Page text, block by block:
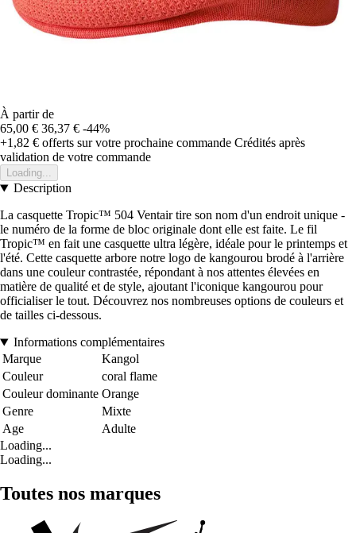
À partir de
65,00 € 36,37 € -44%
+1,82 € offerts sur votre prochaine commande Crédités après
validation de votre commande
Loading...
Description
La casquette Tropic™ 504 Ventair tire son nom d'un endroit unique -
le numéro de la forme de bloc originale dont elle est faite. Le fil
Tropic™ en fait une casquette ultra légère, idéale pour le printemps et
l'été. Cette casquette arbore notre logo de kangourou brodé à l'arrière
dans une couleur contrastée, répondant à nos attentes élevées en
matière de qualité et de style, ajoutant l'iconique kangourou pour
officialiser le tout. Découvrez nos nombreuses options de couleurs et
de tailles ci-dessous.
Informations complémentaires
Marque
Kangol
Couleur
coral flame
Couleur dominante Orange
Genre
Mixte
Age
Adulte
Loading...
Loading...
Toutes nos marques